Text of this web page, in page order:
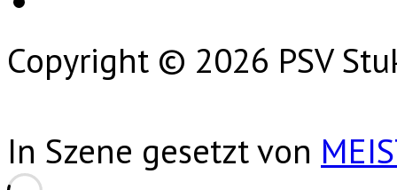
Copyright © 2026 PSV
In Szene gesetzt von